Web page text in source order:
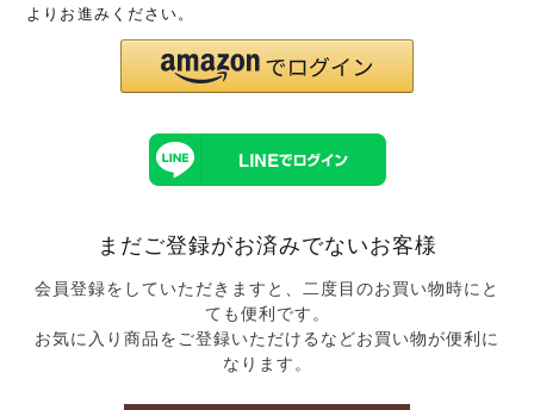
よりお進みください。
まだご登録がお済みでないお客様
会員登録をしていただきますと、二度目のお買い物時にと
ても便利です。
お気に入り商品をご登録いただけるなどお買い物が便利に
なります。